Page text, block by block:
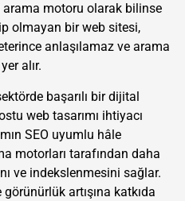
arama motoru olarak bilinse
olmayan bir web sitesi,
anlaşılamaz ve arama
alır.
başarılı bir dijital
web tasarımı ihtiyacı
SEO uyumlu hâle
motorları tarafından daha
ve indekslenmesini sağlar.
artışına katkıda